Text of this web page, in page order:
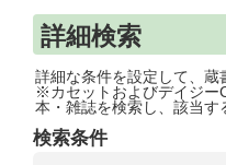
詳細検索
詳細な条件を設定して、蔵
※カセットおよびデイジー
本・雑誌を検索し、該当す
検索条件